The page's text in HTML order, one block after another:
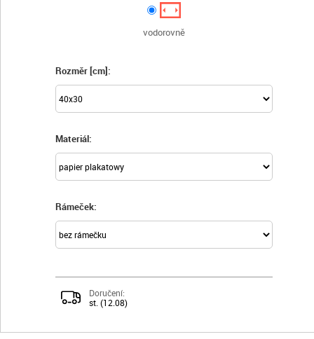
vodorovně
Rozměr [cm]:
Materiál:
Rámeček:
Doručení:
st. (12.08)